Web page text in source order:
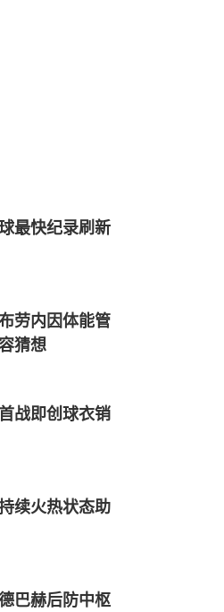
最快纪录刷新
劳内因体能管
猜想
战即创球衣销
续火热状态助
巴赫后防中枢